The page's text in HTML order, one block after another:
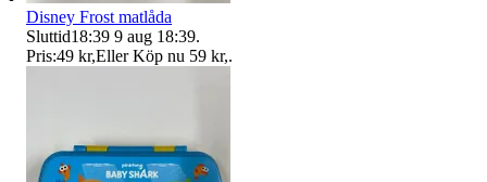
Disney Frost matlåda
Sluttid18:39 9 aug 18:39.
Pris:49 kr,Eller Köp nu 59 kr,.